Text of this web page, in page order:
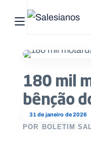
Abrir menu principal
31 de janeiro de 2026
180 mil
bênção
POR BOLETIM
Início
Quem
somos